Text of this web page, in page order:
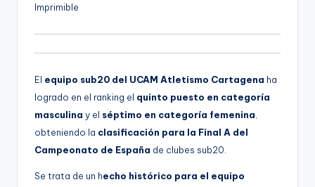
Imprimible
El equipo sub20 del UCAM Atletismo Cartagena ha
logrado en el ranking el quinto puesto en categoría
masculina y el séptimo en categoría femenina,
obteniendo la clasificación para la Final A del
Campeonato de España de clubes sub20.
Se trata de un hecho histórico para el equipo